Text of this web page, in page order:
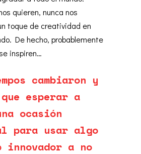
quieren, nunca nos
toque de creatividad en
De hecho, probablemente
inspiren…
cambiaron y
esperar a
ocasión
para usar algo
innovador a no